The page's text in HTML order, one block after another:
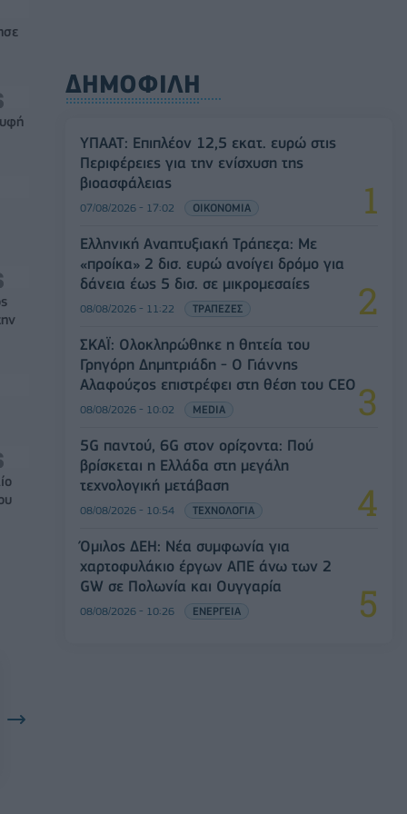
ΔΗΜΟΦΙΛΗ
ΥΠΑΑΤ: Επιπλέον 12,5 εκατ. ευρώ στις
Περιφέρειες για την ενίσχυση της
βιοασφάλειας
07/08/2026 - 17:02 ΟΙΚΟΝΟΜΙΑ
Ελληνική Αναπτυξιακή Τράπεζα: Με
«προίκα» 2 δισ. ευρώ ανοίγει δρόμο για
δάνεια έως 5 δισ. σε μικρομεσαίες
08/08/2026 - 11:22 ΤΡΑΠΕΖΕΣ
ΣΚΑΪ: Ολοκληρώθηκε η θητεία του
Γρηγόρη Δημητριάδη - Ο Γιάννης
Αλαφούζος επιστρέφει στη θέση του CEO
08/08/2026 - 10:02 MEDIA
5G παντού, 6G στον ορίζοντα: Πού
βρίσκεται η Ελλάδα στη μεγάλη
τεχνολογική μετάβαση
08/08/2026 - 10:54 ΤΕΧΝΟΛΟΓΙΑ
Όμιλος ΔΕΗ: Νέα συμφωνία για
χαρτοφυλάκιο έργων ΑΠΕ άνω των 2
GW σε Πολωνία και Ουγγαρία
08/08/2026 - 10:26 ΕΝΕΡΓΕΙΑ